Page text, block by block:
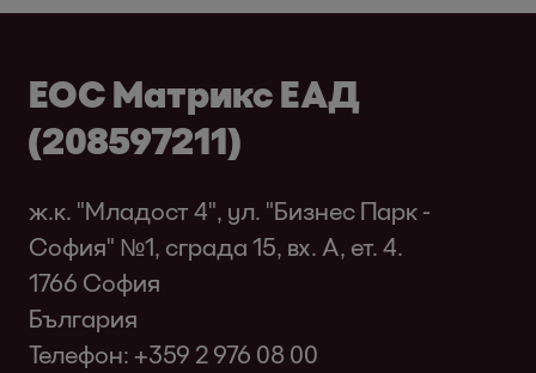
ЕОС Матрикс ЕАД
(208597211)
ж.к. "Младост 4", ул. "Бизнес Парк -
София" №1, сграда 15, вх. A, ет. 4.
1766 София
България
Телефон: +359 2 976 08 00